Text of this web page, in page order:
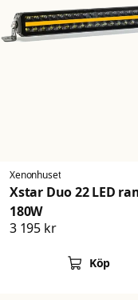
Xenonhuset
Xstar Duo 22 LED
180W
3 195 kr
Köp